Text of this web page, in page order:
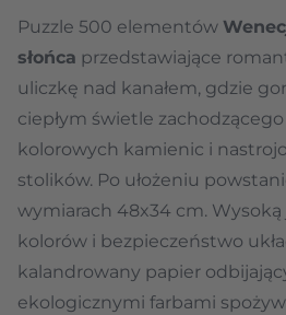
Puzzle 500 elementów
słońca przedstawiające
uliczkę nad kanałem, gdzie
ciepłym świetle zachodzącego
kolorowych kamienic i
stolików. Po ułożeniu
wymiarach 48x34 cm. Wysoką
kolorów i bezpieczeństwo
kalandrowany papier
ekologicznymi farbami